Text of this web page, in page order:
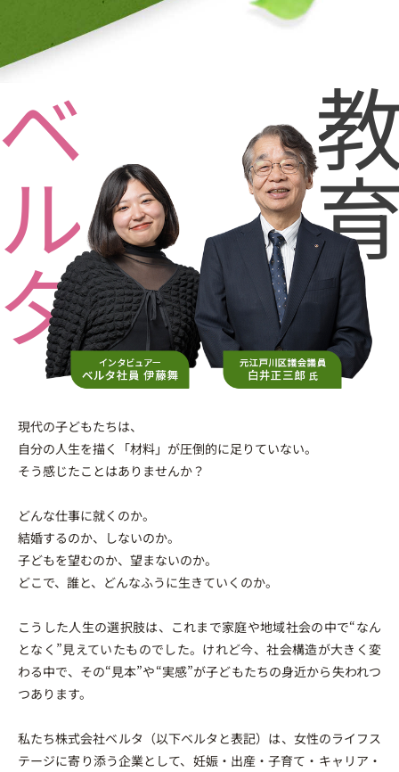
タ 教
現代の子どもたちは、
自分の人生を描く「材料」が圧倒的に足りていない。
そう感じたことはありませんか？
どんな仕事に就くのか。
結婚するのか、しないのか。
子どもを望むのか、望まないのか。
どこで、誰と、どんなふうに生きていくのか。
こうした人生の選択肢は、これまで家庭や地域社会の中で“なん
となく”見えていたものでした。けれど今、社会構造が大きく変
わる中で、その“見本”や“実感”が子どもたちの身近から失われつ
つあります。
私たち株式会社ベルタ（以下ベルタと表記）は、女性のライフス
テージに寄り添う企業として、妊娠・出産・子育て・キャリア・